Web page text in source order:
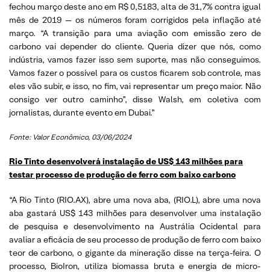
fechou março deste ano em R$ 0,5183, alta de 31,7% contra igual
mês de 2019 — os números foram corrigidos pela inflação até
março. “A transição para uma aviação com emissão zero de
carbono vai depender do cliente. Queria dizer que nós, como
indústria, vamos fazer isso sem suporte, mas não conseguimos.
Vamos fazer o possível para os custos ficarem sob controle, mas
eles vão subir, e isso, no fim, vai representar um preço maior. Não
consigo ver outro caminho”, disse Walsh, em coletiva com
jornalistas, durante evento em Dubai.”
Fonte: Valor Econômico, 03/06/2024
Rio Tinto desenvolverá instalação de US$ 143 milhões para
testar processo de produção de ferro com baixo carbono
“A Rio Tinto (RIO.AX), abre uma nova aba, (RIO.L), abre uma nova
aba gastará US$ 143 milhões para desenvolver uma instalação
de pesquisa e desenvolvimento na Austrália Ocidental para
avaliar a eficácia de seu processo de produção de ferro com baixo
teor de carbono, o gigante da mineração disse na terça-feira. O
processo, BioIron, utiliza biomassa bruta e energia de micro-